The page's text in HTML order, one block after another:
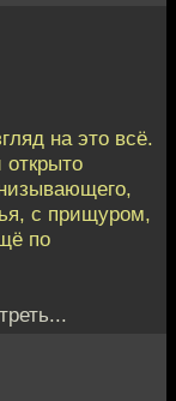
на это всё.
с прищуром,
по